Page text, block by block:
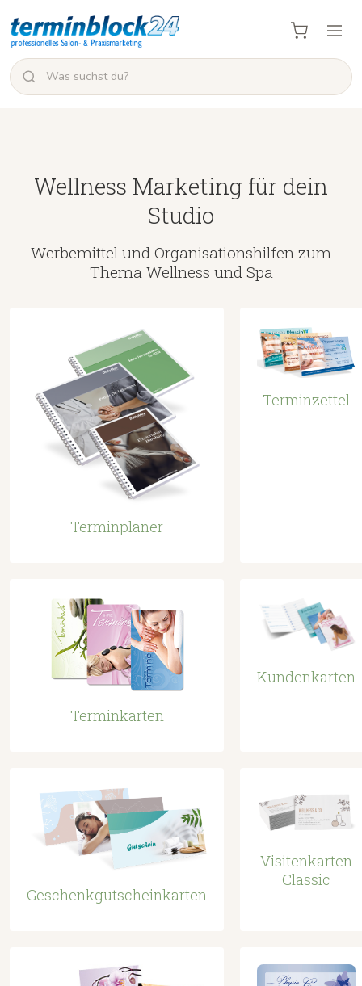
Wellness Marketing für dein
Studio
Werbemittel und Organisationshilfen zum
Thema Wellness und Spa
Terminplaner
Terminzettel
Terminkarten
Kundenkarten
Geschenkgutscheinkarten
Visitenkarten
Classic